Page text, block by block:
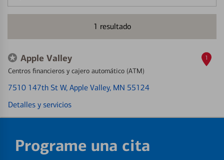
1 resultado
Apple Valley
Centros financieros y cajero automático (ATM)
7510 147th St W, Apple Valley, MN 55124
Detalles y servicios
1
Programe una cita